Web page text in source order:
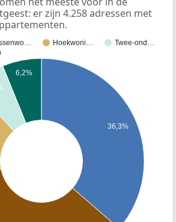
er zijn 4.258 adressen met
Hoekwoni…
Twee-ond…
36,3%
6,2%